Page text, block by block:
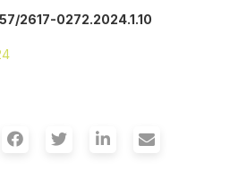
2617-0272.2024.1.10